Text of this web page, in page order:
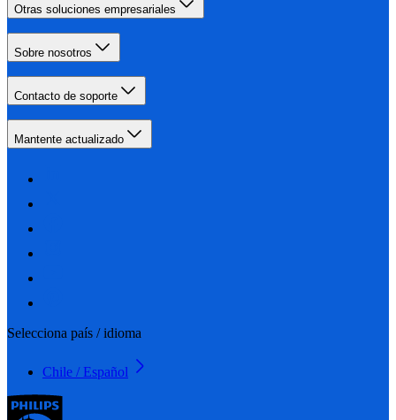
Otras soluciones empresariales
Sobre nosotros
Contacto de soporte
Mantente actualizado
Selecciona país / idioma
Chile / Español